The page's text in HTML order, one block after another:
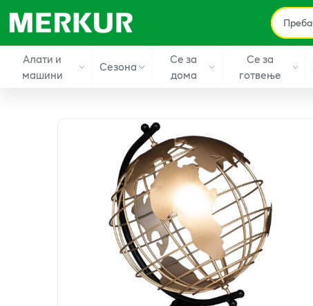
Алати и
машини
Сезона
Се за
дома
Се за
готвење